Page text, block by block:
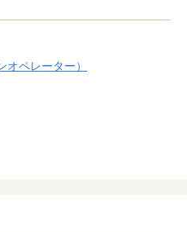
ペレーター）